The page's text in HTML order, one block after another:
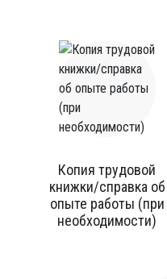
Копия трудовой
книжки/справка об
опыте работы (при
необходимости)